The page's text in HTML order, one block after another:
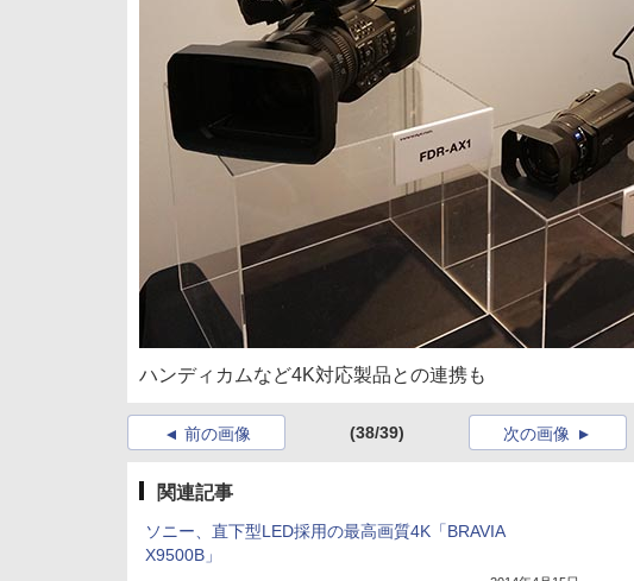
ハンディカムなど4K対応製品との連携も
前の画像 (38/39) 次の画像
関連記事
ソニー、直下型LED採用の最高画質4K「BRAVIA
X9500B」